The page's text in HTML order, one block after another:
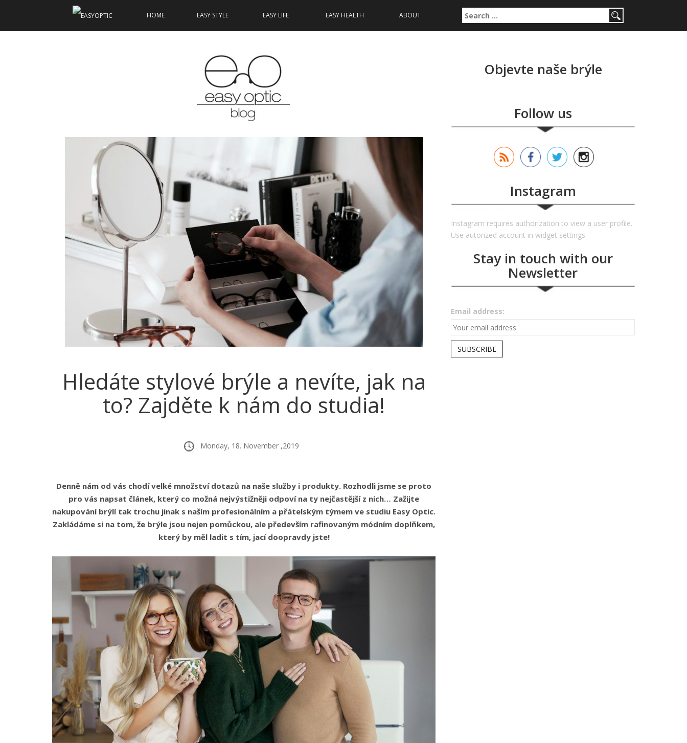
HOME EASY STYLE EASY LIFE EASY HEALTH ABOUT Search for:
Hledáte stylové brýle a nevíte, jak na
to? Zajděte k nám do studia!
Monday, 18. November ,2019
Denně nám od vás chodí velké množství dotazů na naše služby i produkty. Rozhodli jsme se proto
pro vás napsat článek, který co možná nejvýstižněji odpoví na ty nejčastější z nich… Zažijte
nakupování brýlí tak trochu jinak s naším profesionálním a přátelským týmem ve studiu Easy Optic.
Zakládáme si na tom, že brýle jsou nejen pomůckou, ale především rafinovaným módním doplňkem,
který by měl ladit s tím, jací doopravdy jste!
Objevte naše brýle
Follow us
Instagram
Instagram requires authorization to view a user profile.
Use autorized account in widget settings
Stay in touch with our
Newsletter
Email address: